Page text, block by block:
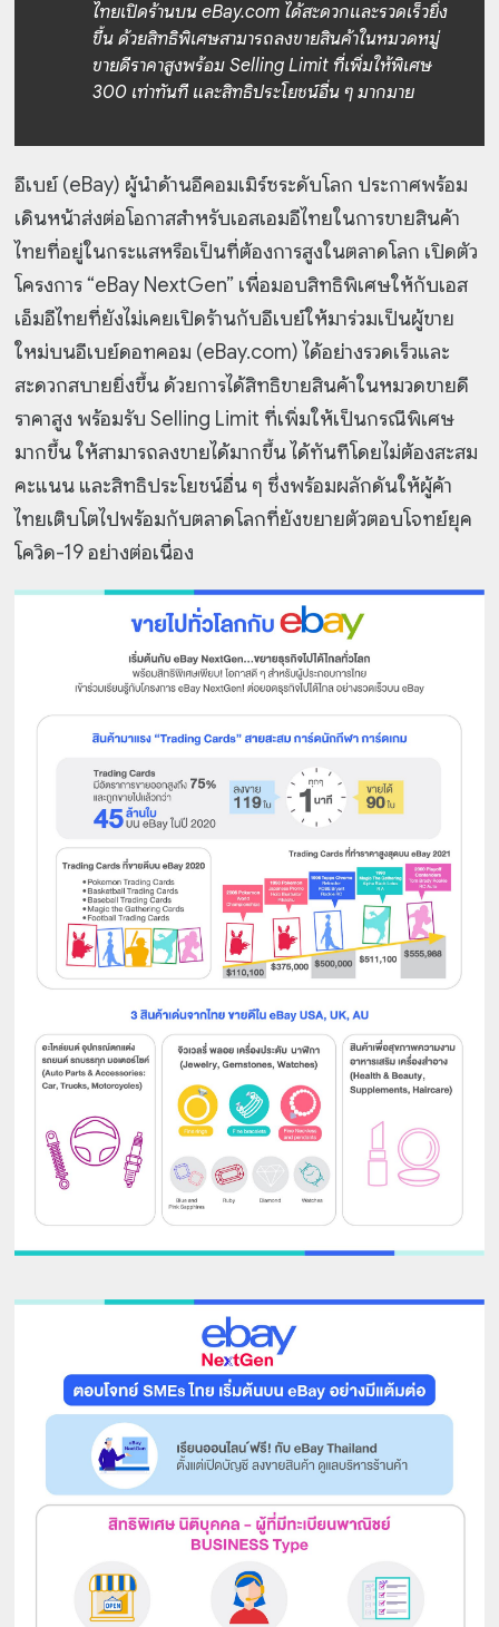
ไทยเปิดร้านบน eBay.com ได้สะดวกและรวดเร็วยิ่ง
ขึ้น ด้วยสิทธิพิเศษสามารถลงขายสินค้าในหมวดหมู่
ขายดีราคาสูงพร้อม Selling Limit ที่เพิ่มให้พิเศษ
300 เท่าทันที และสิทธิประโยชน์อื่น ๆ มากมาย
อีเบย์ (eBay) ผู้นำด้านอีคอมเมิร์ซระดับโลก ประกาศพร้อม
เดินหน้าส่งต่อโอกาสสำหรับเอสเอมอีไทยในการขายสินค้า
ไทยที่อยู่ในกระแสหรือเป็นที่ต้องการสูงในตลาดโลก เปิดตัว
โครงการ “eBay NextGen” เพื่อมอบสิทธิพิเศษให้กับเอส
เอ็มอีไทยที่ยังไม่เคยเปิดร้านกับอีเบย์ให้มาร่วมเป็นผู้ขาย
ใหม่บนอีเบย์ดอทคอม (eBay.com) ได้อย่างรวดเร็วและ
สะดวกสบายยิ่งขึ้น ด้วยการได้สิทธิขายสินค้าในหมวดขายดี
ราคาสูง พร้อมรับ Selling Limit ที่เพิ่มให้เป็นกรณีพิเศษ
มากขึ้น ให้สามารถลงขายได้มากขึ้น ได้ทันทีโดยไม่ต้องสะสม
คะแนน และสิทธิประโยชน์อื่น ๆ ซึ่งพร้อมผลักดันให้ผู้ค้า
ไทยเติบโตไปพร้อมกับตลาดโลกที่ยังขยายตัวตอบโจทย์ยุค
โควิด-19 อย่างต่อเนื่อง